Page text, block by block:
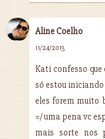
Aline Coelho
11/24/2013
Kati confesso que
só estou
eles forem muito
=/ uma pena vc
mais sorte nos